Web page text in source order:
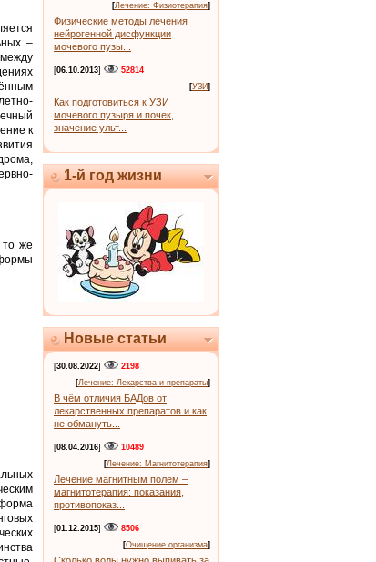
–
к
то же
[Лечение: Физиотерапия]
Физические методы лечения
нейрогенной дисфункции
мочевого пузы...
[06.10.2013]
52814
[УЗИ]
Как подготовиться к УЗИ
мочевого пузыря и почек,
значение ульт...
1-й год жизни
Новые статьи
[30.08.2022]
2198
[Лечение: Лекарства и препараты]
В чём отличия БАДов от
лекарственных препаратов и как
не обмануть...
[08.04.2016]
10489
[Лечение: Магнитотерапия]
Лечение магнитным полем –
магнитотерапия: показания,
противопоказ...
[01.12.2015]
8506
[Очищение организма]